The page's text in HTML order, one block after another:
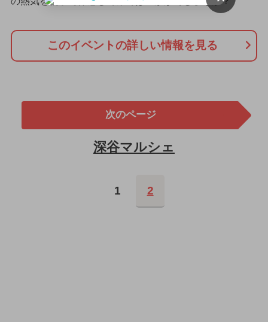
このイベントの詳しい情報を見る
次のページ
深谷マルシェ
1 2